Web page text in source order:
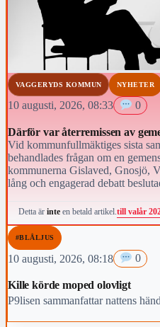
VAGGERYDS KOMMUN NYHETER
10 augusti, 2026, 08:33 0
Därför var återremissen av
Vid kommunfullmäktiges sista
behandlades frågan om en
kommunerna Gislaved, Gnosjö,
lång och engagerad debatt
Detta ärinte en betald artikel.till valår
#BLÅLJUS
10 augusti, 2026, 08:18 0
Kille körde moped olovligt
P9lisen sammanfattar nattens